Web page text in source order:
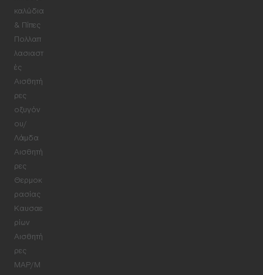
καλώδια
& Πίπες
Πολλαπ
λασιαστ
ές
Αισθητή
ρες
οξυγόν
ου/
Λάμδα
Αισθητή
ρες
Θερμοκ
ρασίας
Καυσαε
ρίων
Αισθητή
ρες
MAP/M